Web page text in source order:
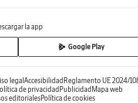
la app
Google Play
legal Accesibilidad Reglamento UE 2024/
de privacidad Publicidad Mapa web
editorialesPolítica de cookies